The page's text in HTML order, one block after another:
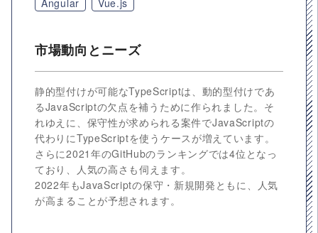
Angular Vue.js
市場動向とニーズ
静的型付けが可能なTypeScriptは、動的型付けであ
るJavaScriptの欠点を補うために作られました。そ
れゆえに、保守性が求められる案件でJavaScriptの
代わりにTypeScriptを使うケースが増えています。
さらに2021年のGitHubのランキングでは4位となっ
ており、人気の高さも伺えます。
2022年もJavaScriptの保守・新規開発ともに、人気
が高まることが予想されます。